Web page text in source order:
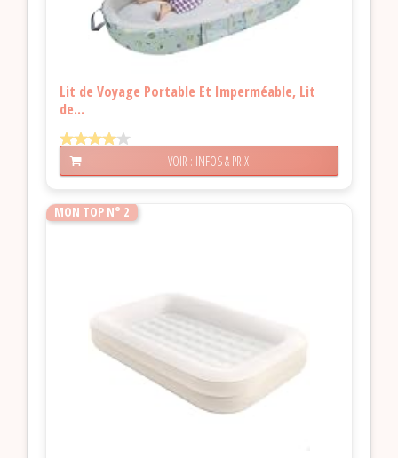
Lit de Voyage Portable Et Imperméable, Lit
de...
VOIR : INFOS & PRIX
MON TOP N° 2